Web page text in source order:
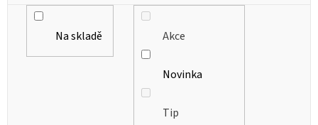
Na skladě Akce
Novinka
Tip